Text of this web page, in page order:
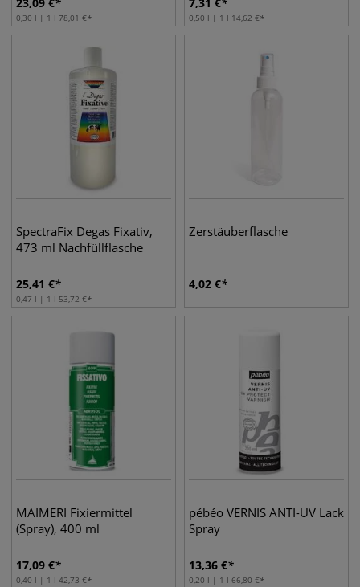
0,30 l | 1 l 78,01 € 0,50 l | 1 l 14,62 €
SpectraFix Degas Fixativ,
473 ml Nachfüllflasche
25,41 €
0,47 l | 1 l 53,72 €
Zerstäuberflasche
4,02 €
MAIMERI Fixiermittel
(Spray), 400 ml
17,09 €
0,40 l | 1 l 42,73 €
pébéo VERNIS ANTI-UV Lack
Spray
13,36 €
0,20 l | 1 l 66,80 €